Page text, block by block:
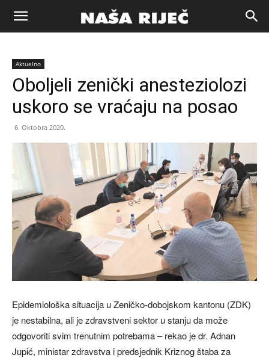
Naša
riječ
Aktuelno
Oboljeli zenički anesteziolozi
uskoro se vraćaju na posao
6. Oktobra 2020.
Epidemiološka situacija u Zeničko-dobojskom kantonu (ZDK)
je nestabilna, ali je zdravstveni sektor u stanju da može
odgovoriti svim trenutnim potrebama – rekao je dr. Adnan
Jupić, ministar zdravstva i predsjednik Kriznog štaba za